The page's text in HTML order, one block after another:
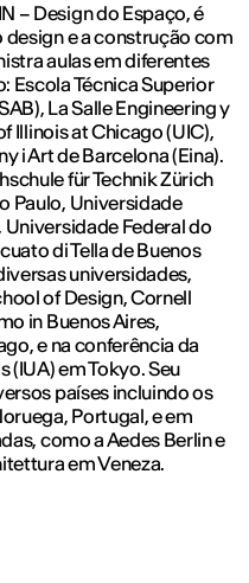
– Design do Espaço, é
e a construção com
aulas em diferentes
Escola Técnica Superior
La Salle Engineering y
Illinois at Chicago (UIC),
i Art de Barcelona (Eina).
für Technik Zürich
Paulo, Universidade
Federal do
di Tella de Buenos
universidades,
of Design, Cornell
in Buenos Aires,
e na conferência da
(IUA) em Tokyo. Seu
países incluindo os
Portugal, e em
como a Aedes Berlin e
em Veneza.